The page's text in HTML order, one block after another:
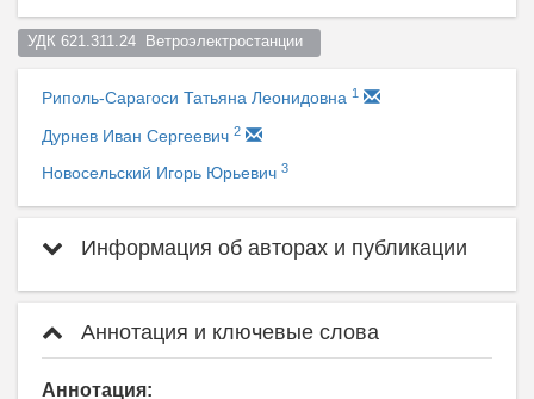
УДК 621.311.24  Ветроэлектростанции
Риполь-Сарагоси Татьяна Леонидовна 1
Дурнев Иван Сергеевич 2
Новосельский Игорь Юрьевич 3
Информация об авторах и публикации
Аннотация и ключевые слова
Аннотация: